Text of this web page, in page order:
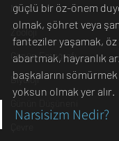
Müzik
Zooloji
Günün Fotoğrafı
Biyoloji
güçlü bir öz-önem
olmak, şöhret veya
fanteziler yaşamak,
abartmak, hayranlık
başkalarını
yoksun olmak yer alır.
Narsisizm Nedir?